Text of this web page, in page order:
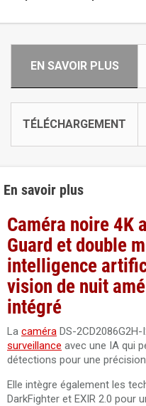
EN SAVOIR PLUS
TÉLÉCHARGEMENT
En savoir plus
Caméra noire 4K
Guard et double
intelligence
vision de nuit
intégré
La caméra DS-
surveillance avec une IA qui
détections pour une précision
Elle intègre également les
DarkFighter et EXIR 2.0 pour